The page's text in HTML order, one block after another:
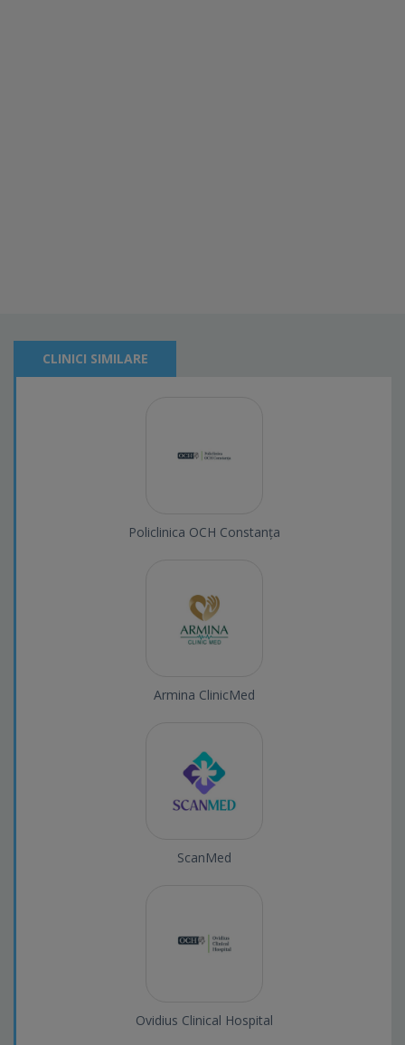
CLINICI SIMILARE
Policlinica OCH Constanța
Armina ClinicMed
ScanMed
Ovidius Clinical Hospital